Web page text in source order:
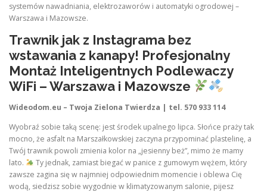
systemów nawadniania, elektrozaworów i automatyki ogrodowej –
Warszawa i Mazowsze.
Trawnik jak z Instagrama bez
wstawania z kanapy! Profesjonalny
Montaż Inteligentnych Podlewaczy
WiFi – Warszawa i Mazowsze
Wideodom.eu – Twoja Zielona Twierdza | tel. 570 933 114
Wyobraź sobie taką scenę: jest środek upalnego lipca. Słońce praży tak
mocno, że asfalt na Marszałkowskiej zaczyna przypominać plastelinę, a
Twój trawnik powoli zmienia kolor na „jesienny beż”, mimo że mamy
lato.
Ty jednak, zamiast biegać w panice z gumowym wężem, który
zawsze zagina się w najmniej odpowiednim momencie i oblewa Cię
wodą, siedzisz sobie wygodnie w klimatyzowanym salonie, pijesz